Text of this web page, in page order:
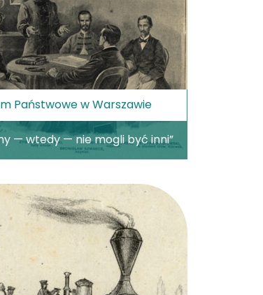
Państwowe w Warszawie
— wtedy — nie mogli być inni”